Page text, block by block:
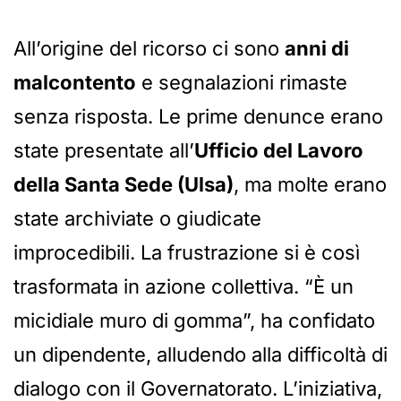
All’origine del ricorso ci sono anni di
malcontento e segnalazioni rimaste
senza risposta. Le prime denunce erano
state presentate all’Ufficio del Lavoro
della Santa Sede (Ulsa), ma molte erano
state archiviate o giudicate
improcedibili. La frustrazione si è così
trasformata in azione collettiva. “È un
micidiale muro di gomma”, ha confidato
un dipendente, alludendo alla difficoltà di
dialogo con il Governatorato. L’iniziativa,